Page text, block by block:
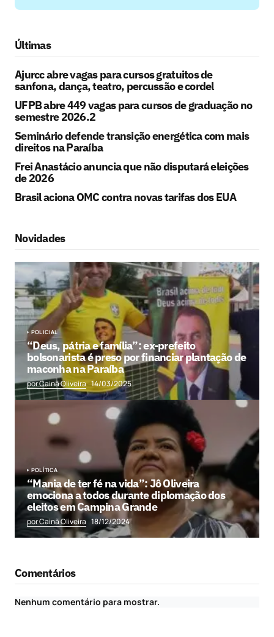
Últimas
Ajurcc abre vagas para cursos gratuitos de
sanfona, dança, teatro, percussão e cordel
UFPB abre 449 vagas para cursos de graduação no
semestre 2026.2
Seminário defende transição energética com mais
direitos na Paraíba
Frei Anastácio anuncia que não disputará eleições
de 2026
Brasil aciona OMC contra novas tarifas dos EUA
Novidades
POLICIAL
“Deus, pátria e família”: ex-prefeito
bolsonarista é preso por financiar plantação de
maconha na Paraíba
por Cainã Oliveira 14/03/2025
POLÍTICA
“Mania de ter fé na vida”: Jô Oliveira
emociona a todos durante diplomação dos
eleitos em Campina Grande
por Cainã Oliveira 18/12/2024
Comentários
Nenhum comentário para mostrar.